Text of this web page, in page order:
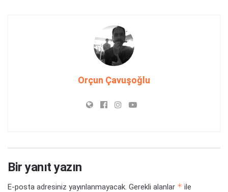
Orçun Çavuşoğlu
Bir yanıt yazın
E-posta adresiniz yayınlanmayacak. Gerekli alanlar * ile